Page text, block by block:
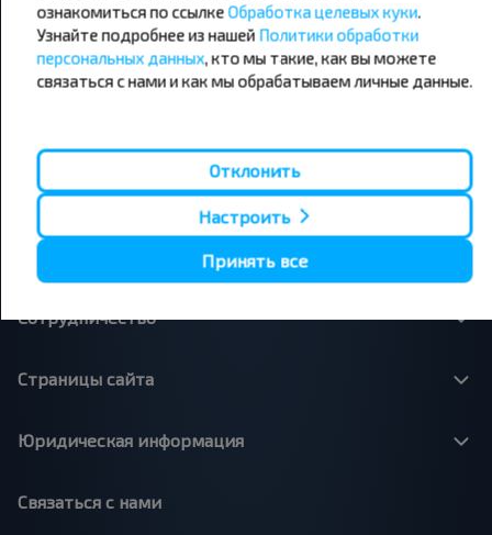
Минск - Бобруйск
Санкт-Петербург - Минск
Вильнюс - Минск
Полоцк - Рига
Минск - Москва
Москва - Барановичи
Брест - Люблин
Сотрудничество
Страницы сайта
Юридическая информация
Связаться с нами
ознакомиться по ссылкеОбработка целевых куки.
Узнайте подробнее из нашей Политики обработки
персональных данных, кто мы такие, как вы можете
связаться с нами и как мы обрабатываем личные данные.
Отклонить
Настроить
Принять все